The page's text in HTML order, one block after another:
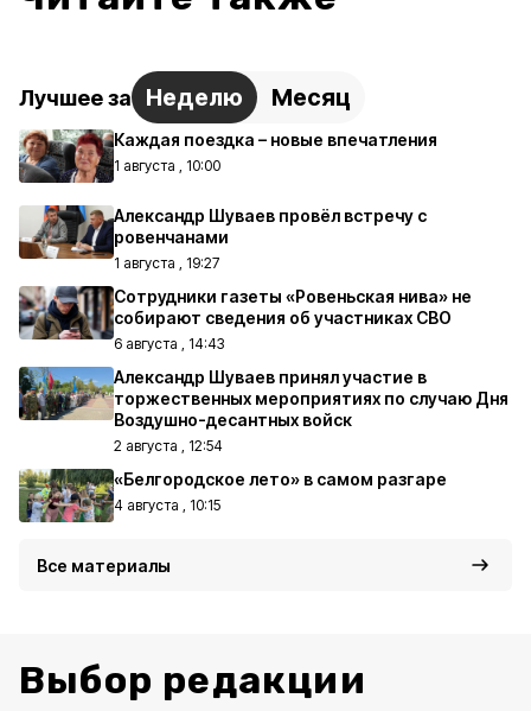
Лучшее за Неделю Месяц
Каждая поездка – новые впечатления
1 августа , 10:00
Александр Шуваев провёл встречу с
ровенчанами
1 августа , 19:27
Сотрудники газеты «Ровеньская нива» не
собирают сведения об участниках СВО
6 августа , 14:43
Александр Шуваев принял участие в
торжественных мероприятиях по случаю Дня
Воздушно-десантных войск
2 августа , 12:54
«Белгородское лето» в самом разгаре
4 августа , 10:15
Все материалы
Выбор редакции